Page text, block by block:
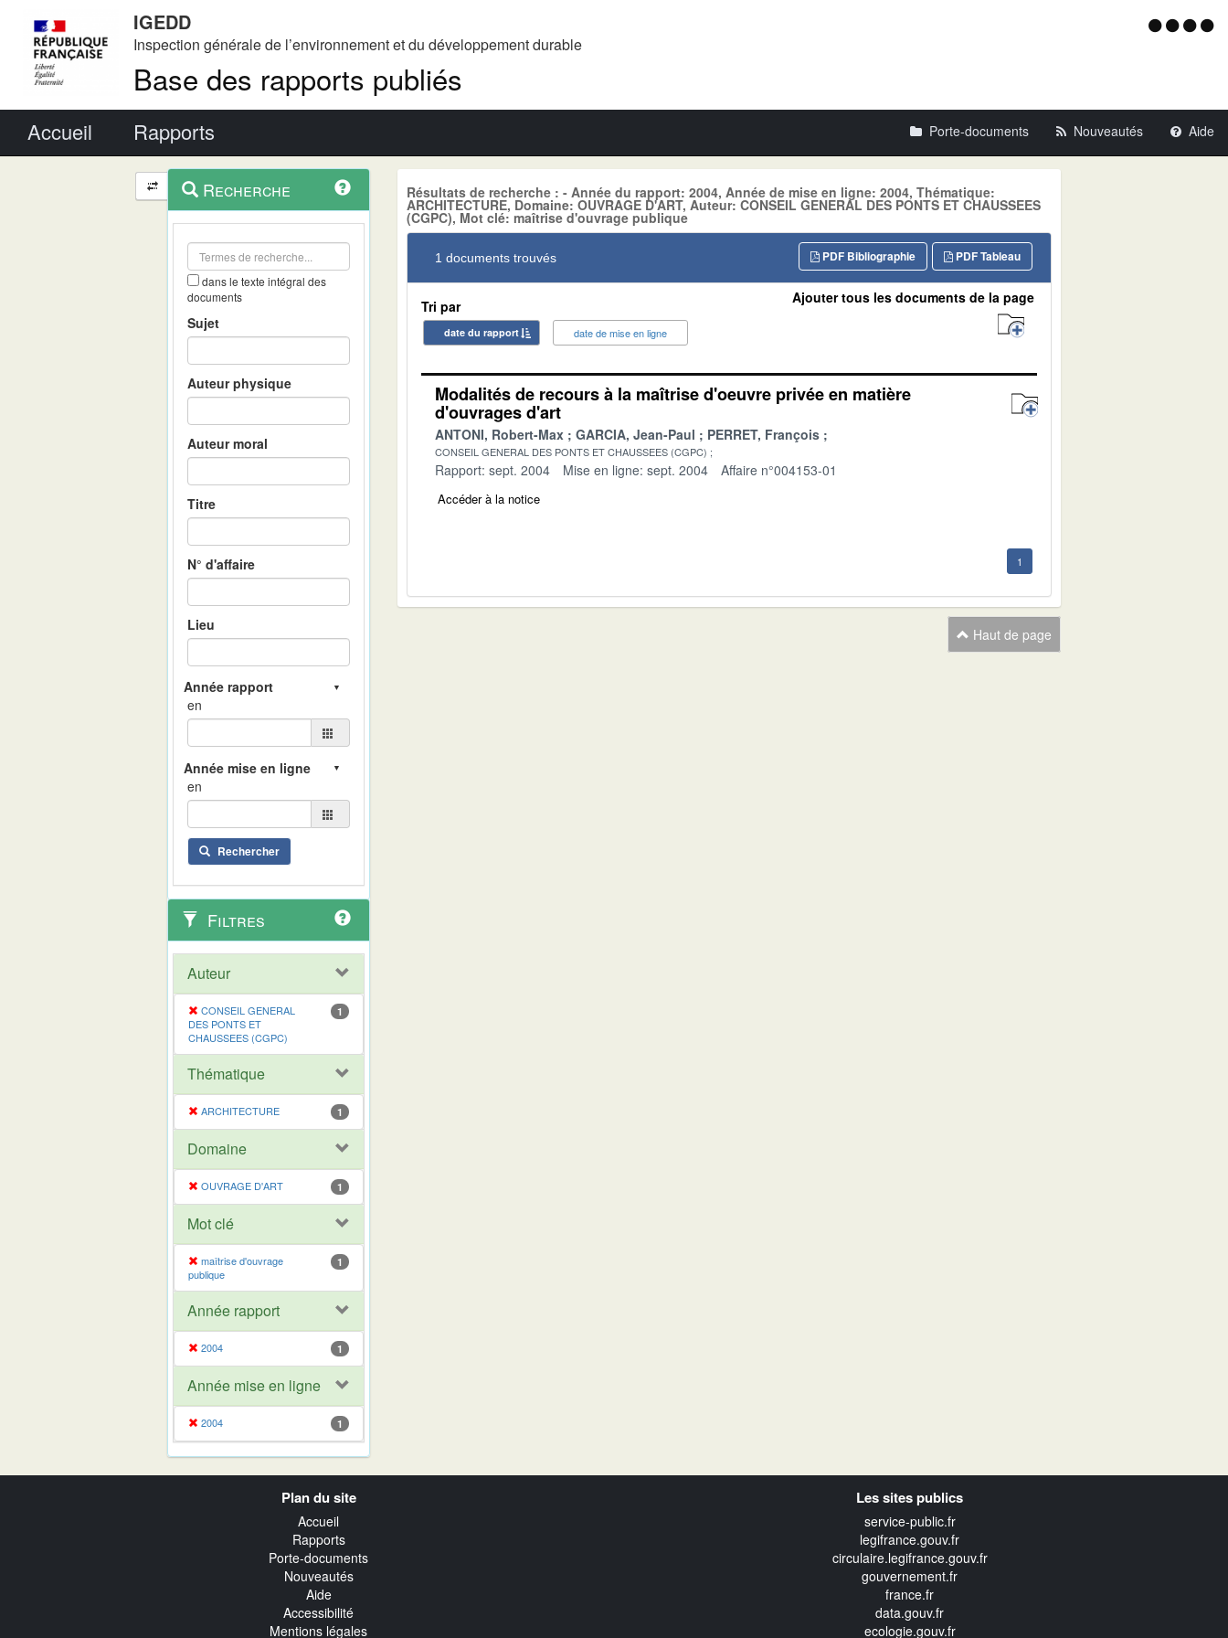
IGEDD
Inspection générale de l’environnement et du développement durable
Base des rapports publiés
Menu
Accueil Rapports Porte-documents Nouveautés Aide
Navigation
et
outils
contextuel
Recherche
dans le texte intégral des
documents
Sujet
Auteur physique
Auteur moral
Titre
N° d'affaire
Lieu
en
en
Rechercher
Filtres
Auteur
CONSEIL GENERAL
DES PONTS ET
CHAUSSEES (CGPC)
1
Thématique
ARCHITECTURE 1
Domaine
OUVRAGE D'ART 1
Mot clé
maîtrise d'ouvrage
publique
1
Année rapport
2004 1
Année mise en ligne
2004 1
Résultats de recherche : - Année du rapport: 2004, Année de mise en ligne: 2004, Thématique:
ARCHITECTURE, Domaine: OUVRAGE D'ART, Auteur: CONSEIL GENERAL DES PONTS ET CHAUSSEES
(CGPC), Mot clé: maîtrise d'ouvrage publique
1 documents trouvés PDF Tableau
PDF Bibliographie
Tri par
date du rapport date de mise en ligne
Ajouter tous les documents de la page
Modalités de recours à la maîtrise d'oeuvre privée en matière
d'ouvrages d'art
ANTONI, Robert-Max GARCIA, Jean-Paul PERRET, François
CONSEIL GENERAL DES PONTS ET CHAUSSEES (CGPC)
Rapport: sept. 2004 Mise en ligne: sept. 2004 Affaire n°004153-01
Accéder à la notice
1
Haut de page
Plan du site
Accueil
Rapports
Porte-documents
Nouveautés
Aide
Accessibilité
Mentions légales
Les sites publics
service-public.fr
legifrance.gouv.fr
circulaire.legifrance.gouv.fr
gouvernement.fr
france.fr
data.gouv.fr
ecologie.gouv.fr